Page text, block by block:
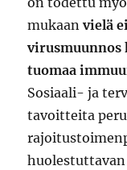
mukaanvielä
tuomaa
Sosiaali- ja
tavoitteita